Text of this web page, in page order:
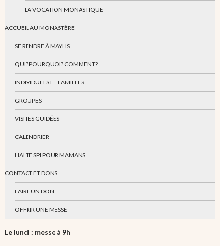
LA VOCATION MONASTIQUE
ACCUEIL AU MONASTÈRE
SE RENDRE À MAYLIS
QUI? POURQUOI? COMMENT?
INDIVIDUELS ET FAMILLES
GROUPES
VISITES GUIDÉES
CALENDRIER
HALTE SPI POUR MAMANS
CONTACT ET DONS
FAIRE UN DON
OFFRIR UNE MESSE
Le lundi : messe à 9h